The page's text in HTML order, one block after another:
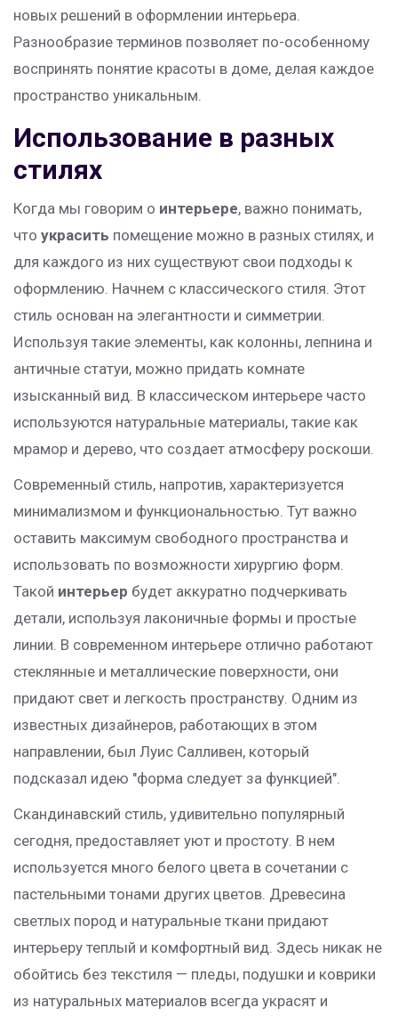
новых решений в оформлении интерьера.
Разнообразие терминов позволяет по-особенному
воспринять понятие красоты в доме, делая каждое
пространство уникальным.
Использование в разных
стилях
Когда мы говорим о интерьере, важно понимать,
что украсить помещение можно в разных стилях, и
для каждого из них существуют свои подходы к
оформлению. Начнем с классического стиля. Этот
стиль основан на элегантности и симметрии.
Используя такие элементы, как колонны, лепнина и
античные статуи, можно придать комнате
изысканный вид. В классическом интерьере часто
используются натуральные материалы, такие как
мрамор и дерево, что создает атмосферу роскоши.
Современный стиль, напротив, характеризуется
минимализмом и функциональностью. Тут важно
оставить максимум свободного пространства и
использовать по возможности хирургию форм.
Такой интерьер будет аккуратно подчеркивать
детали, используя лаконичные формы и простые
линии. В современном интерьере отлично работают
стеклянные и металлические поверхности, они
придают свет и легкость пространству. Одним из
известных дизайнеров, работающих в этом
направлении, был Луис Салливен, который
подсказал идею "форма следует за функцией".
Скандинавский стиль, удивительно популярный
сегодня, предоставляет уют и простоту. В нем
используется много белого цвета в сочетании с
пастельными тонами других цветов. Древесина
светлых пород и натуральные ткани придают
интерьеру теплый и комфортный вид. Здесь никак не
обойтись без текстиля — пледы, подушки и коврики
из натуральных материалов всегда украсят и